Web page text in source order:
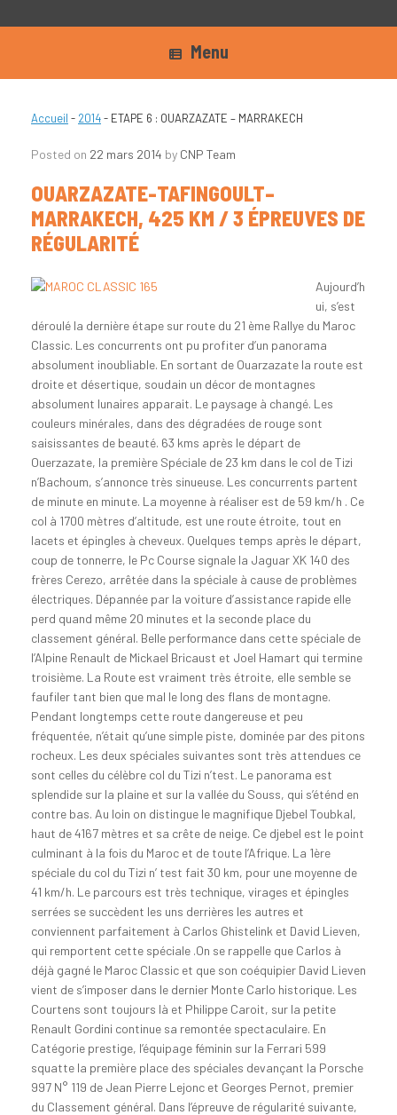
Menu
Accueil - 2014- ETAPE 6 : OUARZAZATE – MARRAKECH
Posted on 22 mars 2014 by CNP Team
OUARZAZATE-TAFINGOULT–
MARRAKECH, 425 KM / 3 ÉPREUVES DE
RÉGULARITÉ
Aujourd’h
ui, s’est
déroulé la dernière étape sur route du 21 ème Rallye du Maroc
Classic. Les concurrents ont pu profiter d’un panorama
absolument inoubliable. En sortant de Ouarzazate la route est
droite et désertique, soudain un décor de montagnes
absolument lunaires apparait. Le paysage à changé. Les
couleurs minérales, dans des dégradées de rouge sont
saisissantes de beauté. 63 kms après le départ de
Ouerzazate, la première Spéciale de 23 km dans le col de Tizi
n’Bachoum, s’annonce très sinueuse. Les concurrents partent
de minute en minute. La moyenne à réaliser est de 59 km/h . Ce
col à 1700 mètres d’altitude, est une route étroite, tout en
lacets et épingles à cheveux. Quelques temps après le départ,
coup de tonnerre, le Pc Course signale la Jaguar XK 140 des
frères Cerezo, arrêtée dans la spéciale à cause de problèmes
électriques. Dépannée par la voiture d’assistance rapide elle
perd quand même 20 minutes et la seconde place du
classement général. Belle performance dans cette spéciale de
l’Alpine Renault de Mickael Bricaust et Joel Hamart qui termine
troisième. La Route est vraiment très étroite, elle semble se
faufiler tant bien que mal le long des flans de montagne.
Pendant longtemps cette route dangereuse et peu
fréquentée, n’était qu’une simple piste, dominée par des pitons
rocheux. Les deux spéciales suivantes sont très attendues ce
sont celles du célèbre col du Tizi n’test. Le panorama est
splendide sur la plaine et sur la vallée du Souss, qui s’éténd en
contre bas. Au loin on distingue le magnifique Djebel Toubkal,
haut de 4167 mètres et sa crête de neige. Ce djebel est le point
culminant à la fois du Maroc et de toute l’Afrique. La 1ère
spéciale du col du Tizi n’ test fait 30 km, pour une moyenne de
41 km/h. Le parcours est très technique, virages et épingles
serrées se succèdent les uns derrières les autres et
conviennent parfaitement à Carlos Ghistelink et David Lieven,
qui remportent cette spéciale .On se rappelle que Carlos à
déjà gagné le Maroc Classic et que son coéquipier David Lieven
vient de s’imposer dans le dernier Monte Carlo historique. Les
Courtens sont toujours là et Philippe Caroit, sur la petite
Renault Gordini continue sa remontée spectaculaire. En
Catégorie prestige, l’équipage féminin sur la Ferrari 599
squatte la première place des spéciales devançant la Porsche
997 N° 119 de Jean Pierre Lejonc et Georges Pernot, premier
du Classement général. Dans l’épreuve de régularité suivante,